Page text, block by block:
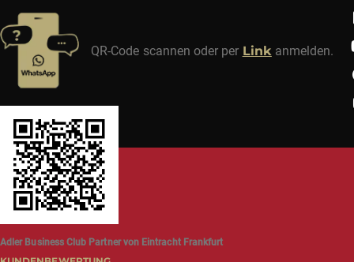
QR-Code scannen oder per Linkanmelden.
Adler Business Club Partner von Eintracht Frankfurt